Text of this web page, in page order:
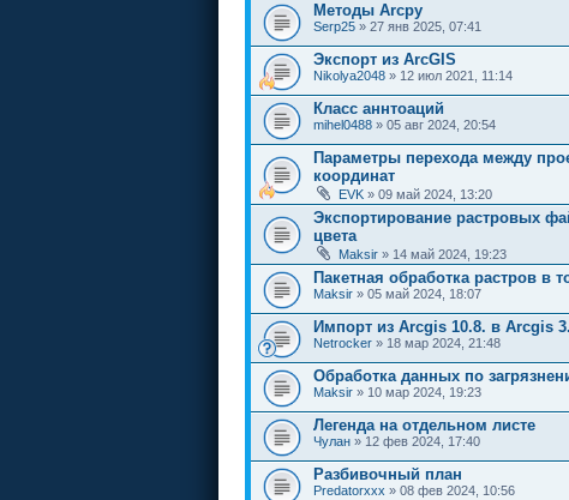
Методы Arcpy
Serp25 » 27 янв 2025, 07:41
Экспорт из ArcGIS
Nikolya2048 » 12 июл 2021, 11:14
Класс аннтоаций
mihel0488 » 05 авг 2024, 20:54
Параметры перехода между
координат
EVK » 09 май 2024, 13:20
Экспортирование растровых
цвета
Maksir » 14 май 2024, 19:23
Пакетная обработка растров в
Maksir » 05 май 2024, 18:07
Импорт из Arcgis 10.8. в Arcgis
Netrocker » 18 мар 2024, 21:48
Обработка данных по
Maksir » 10 мар 2024, 19:23
Легенда на отдельном листе
Чулан » 12 фев 2024, 17:40
Разбивочный план
Predatorxxx » 08 фев 2024, 10:56